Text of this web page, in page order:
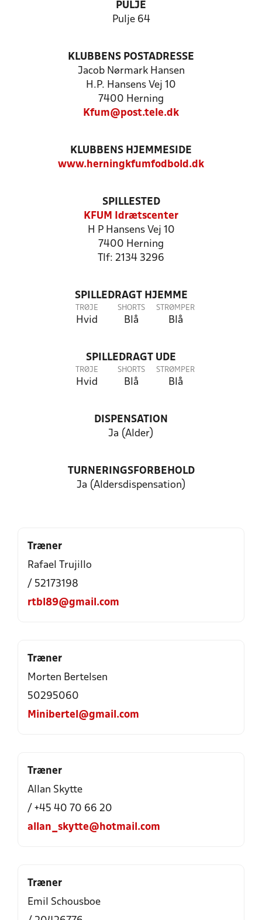
PULJE
Pulje 64
KLUBBENS POSTADRESSE
Jacob Nørmark Hansen
H.P. Hansens Vej 10
7400 Herning
Kfum@post.tele.dk
KLUBBENS HJEMMESIDE
www.herningkfumfodbold.dk
SPILLESTED
KFUM Idrætscenter
H P Hansens Vej 10
7400 Herning
Tlf: 2134 3296
SPILLEDRAGT HJEMME
TRØJE
Hvid
SHORTS
Blå
STRØMPER
Blå
SPILLEDRAGT UDE
TRØJE
Hvid
SHORTS
Blå
STRØMPER
Blå
DISPENSATION
Ja (Alder)
TURNERINGSFORBEHOLD
Ja (Aldersdispensation)
Træner
Rafael Trujillo
/ 52173198
rtbl89@gmail.com
Træner
Morten Bertelsen
50295060
Minibertel@gmail.com
Træner
Allan Skytte
/ +45 40 70 66 20
allan_skytte@hotmail.com
Træner
Emil Schousboe